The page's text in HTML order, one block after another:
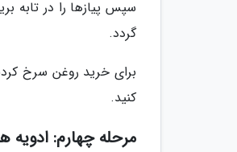
سپس پیازها را در تابه
گردد.
برای خرید روغن سرخ
کنید.
مرحله چهارم: ادویه